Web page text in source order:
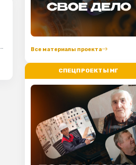
Все материалы проекта
СПЕЦПРОЕКТЫ МГ